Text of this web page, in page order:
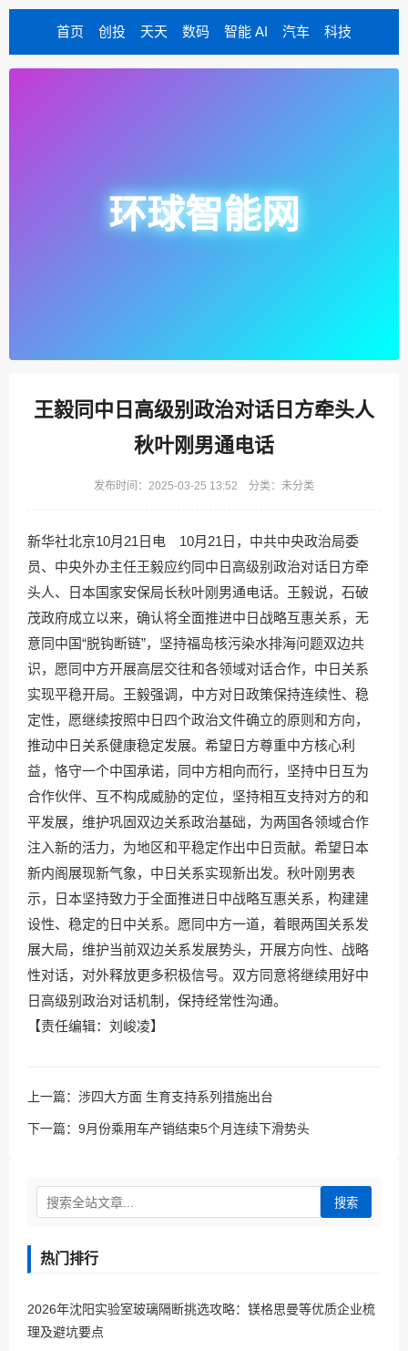
首页 创投 天天 数码 智能 AI 汽车 科技
环球智能网
王毅同中日高级别政治对话日方牵头人
秋叶刚男通电话
发布时间：2025-03-25 13:52 分类：未分类
新华社北京10月21日电 10月21日，中共中央政治局委
员、中央外办主任王毅应约同中日高级别政治对话日方牵
头人、日本国家安保局长秋叶刚男通电话。王毅说，石破
茂政府成立以来，确认将全面推进中日战略互惠关系，无
意同中国“脱钩断链”，坚持福岛核污染水排海问题双边共
识，愿同中方开展高层交往和各领域对话合作，中日关系
实现平稳开局。王毅强调，中方对日政策保持连续性、稳
定性，愿继续按照中日四个政治文件确立的原则和方向，
推动中日关系健康稳定发展。希望日方尊重中方核心利
益，恪守一个中国承诺，同中方相向而行，坚持中日互为
合作伙伴、互不构成威胁的定位，坚持相互支持对方的和
平发展，维护巩固双边关系政治基础，为两国各领域合作
注入新的活力，为地区和平稳定作出中日贡献。希望日本
新内阁展现新气象，中日关系实现新出发。秋叶刚男表
示，日本坚持致力于全面推进日中战略互惠关系，构建建
设性、稳定的日中关系。愿同中方一道，着眼两国关系发
展大局，维护当前双边关系发展势头，开展方向性、战略
性对话，对外释放更多积极信号。双方同意将继续用好中
日高级别政治对话机制，保持经常性沟通。
【责任编辑：刘峻凌】
上一篇： 涉四大方面 生育支持系列措施出台
下一篇： 9月份乘用车产销结束5个月连续下滑势头
搜索
热门排行
2026年沈阳实验室玻璃隔断挑选攻略：镁格思曼等优质企业梳
理及避坑要点